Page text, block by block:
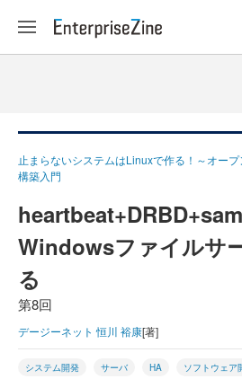
止まらないシステムはLinuxで作る！～オー
構築入門
Windowsファイルサ
る
第8回
デージーネット 恒川 裕康[著]
システム開発 サーバ HA ソフトウェア